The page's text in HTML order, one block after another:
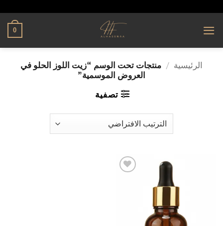
0
الرئيسية / منتجات تحت الوسم “زيت اللوز الحلو في
العروض الموسمية”
تصفية